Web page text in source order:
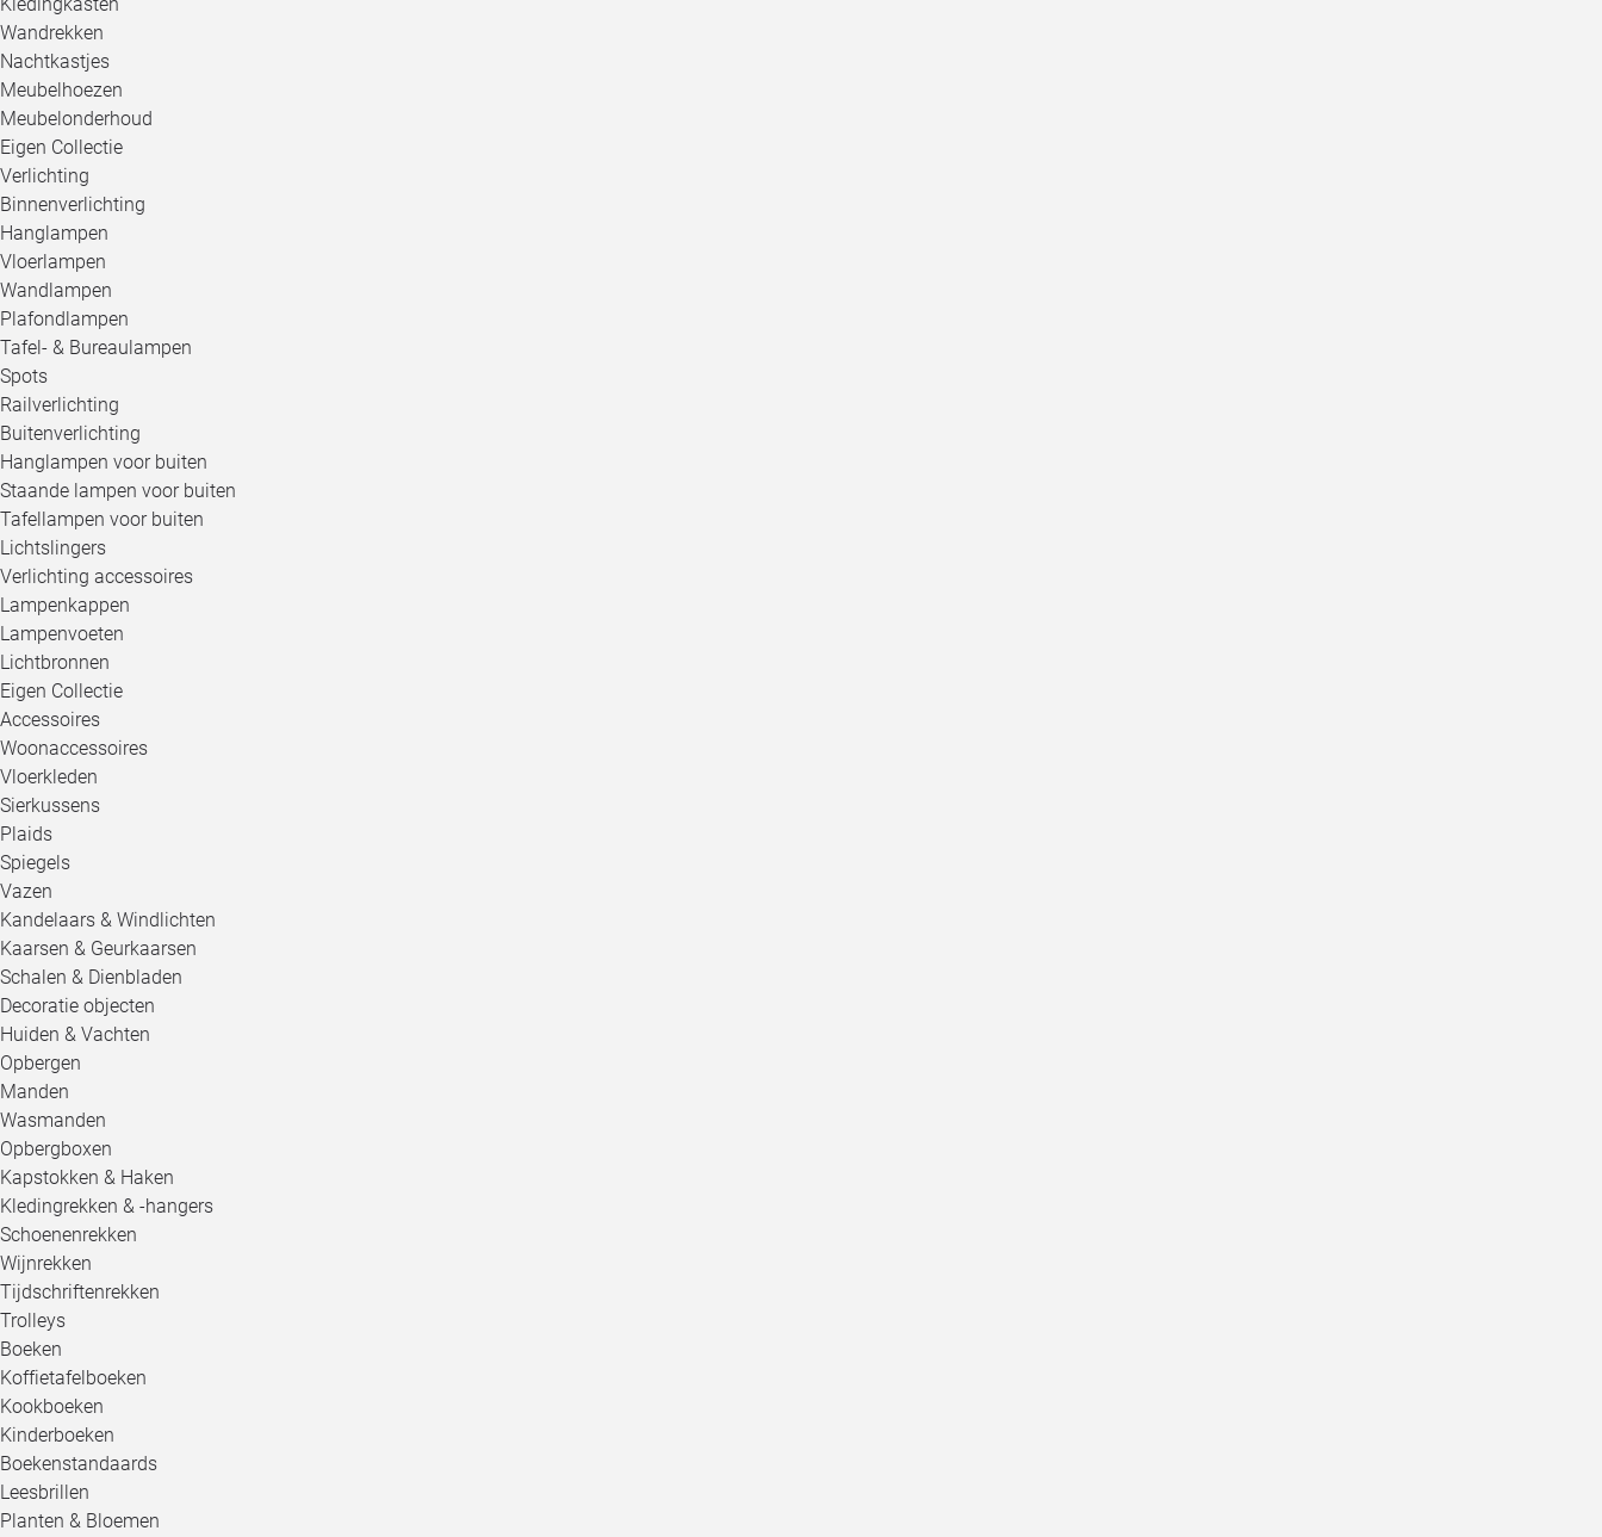
Wandrekken
Nachtkastjes
Meubelhoezen
Meubelonderhoud
Eigen Collectie
Verlichting
Binnenverlichting
Hanglampen
Vloerlampen
Wandlampen
Plafondlampen
Tafel- & Bureaulampen
Spots
Railverlichting
Buitenverlichting
Hanglampen voor buiten
Staande lampen voor buiten
Tafellampen voor buiten
Lichtslingers
Verlichting accessoires
Lampenkappen
Lampenvoeten
Lichtbronnen
Eigen Collectie
Accessoires
Woonaccessoires
Vloerkleden
Sierkussens
Plaids
Spiegels
Vazen
Kandelaars & Windlichten
Kaarsen & Geurkaarsen
Schalen & Dienbladen
Decoratie objecten
Huiden & Vachten
Opbergen
Manden
Wasmanden
Opbergboxen
Kapstokken & Haken
Kledingrekken & -hangers
Schoenenrekken
Wijnrekken
Tijdschriftenrekken
Trolleys
Boeken
Koffietafelboeken
Kookboeken
Kinderboeken
Boekenstandaards
Leesbrillen
Planten & Bloemen